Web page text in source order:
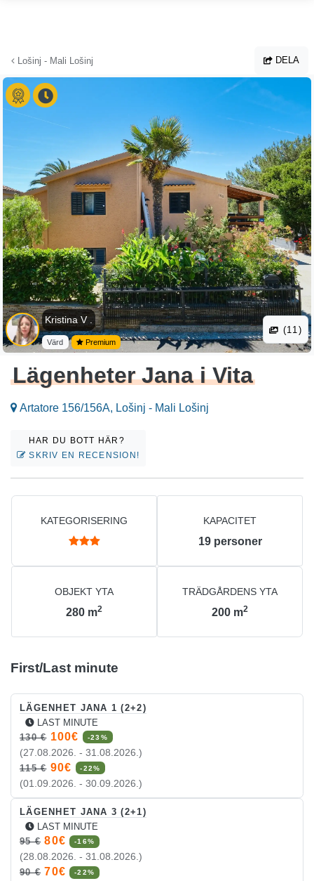
Lošinj - Mali Lošinj DELA
Kristina V .
Värd Premium
(11)
Lägenheter Jana i Vita
Artatore 156/156A, Lošinj - Mali Lošinj
HAR DU BOTT HÄR?
SKRIV EN RECENSION!
KATEGORISERING KAPACITET
19 personer
OBJEKT YTA
280 m2
TRÄDGÅRDENS YTA
200 m2
First/Last minute
LÄGENHET JANA 1 (2+2)
LAST MINUTE
130 € 100€ -23%
(27.08.2026. - 31.08.2026.)
115 € 90€ -22%
(01.09.2026. - 30.09.2026.)
LÄGENHET JANA 3 (2+1)
LAST MINUTE
95 € 80€ -16%
(28.08.2026. - 31.08.2026.)
90 € 70€ -22%